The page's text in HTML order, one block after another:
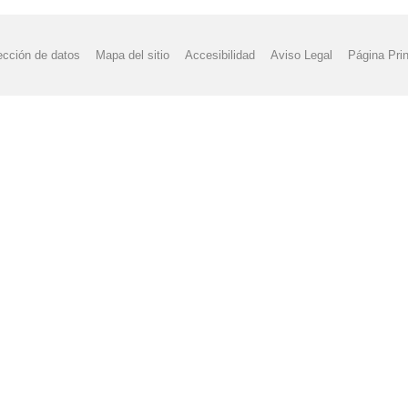
de datos Mapa del sitio Accesibilidad Aviso Legal Página